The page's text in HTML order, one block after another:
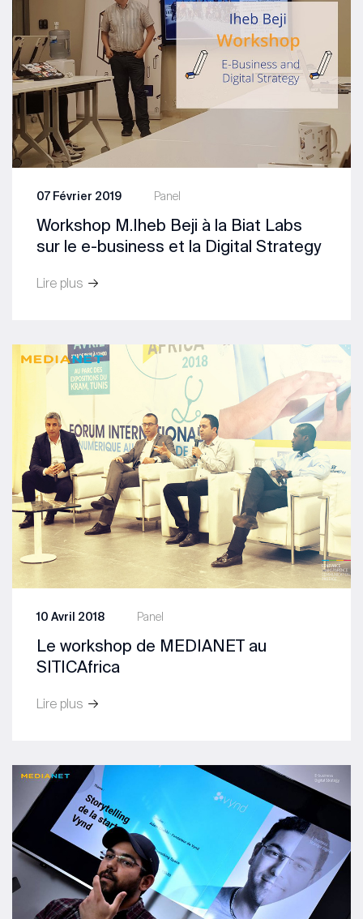
Panel
07 Février 2019
Workshop M.Iheb Beji à la Biat Labs
sur le e-business et la Digital Strategy
Lire plus
Panel
10 Avril 2018
Le workshop de MEDIANET au
SITICAfrica
Lire plus